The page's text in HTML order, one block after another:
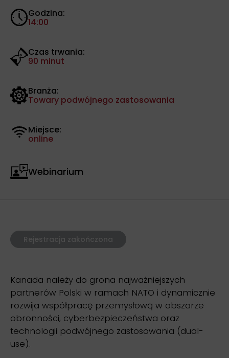
Godzina:
14:00
Czas trwania:
90 minut
Branża:
Towary podwójnego zastosowania
Miejsce:
online
Webinarium
Rejestracja zakończona
Kanada należy do grona najważniejszych
partnerów Polski w ramach NATO i dynamicznie
rozwija współpracę przemysłową w obszarze
obronności, cyberbezpieczeństwa oraz
technologii podwójnego zastosowania (dual-
use).